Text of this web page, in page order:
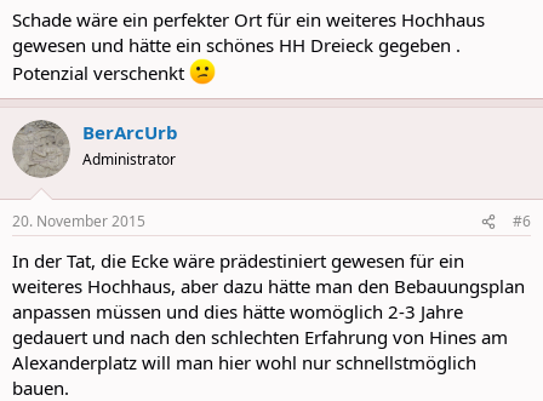
Schade wäre ein perfekter Ort für ein weiteres Hochhaus
gewesen und hätte ein schönes HH Dreieck gegeben .
Potenzial verschenkt
BerArcUrb
Administrator
20. November 2015 #6
In der Tat, die Ecke wäre prädestiniert gewesen für ein
weiteres Hochhaus, aber dazu hätte man den Bebauungsplan
anpassen müssen und dies hätte womöglich 2-3 Jahre
gedauert und nach den schlechten Erfahrung von Hines am
Alexanderplatz will man hier wohl nur schnellstmöglich
bauen.